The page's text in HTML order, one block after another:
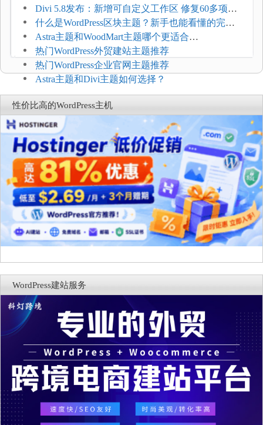
Divi 5.8发布：新增可自定义工作区 修复60多项问
题
什么是WordPress区块主题？新手也能看懂的完整
介绍
Astra主题和WoodMart主题哪个更适合
WooCommerce
热门WordPress外贸建站主题推荐
热门WordPress企业官网主题推荐
Astra主题和Divi主题如何选择？
性价比高的WordPress主机
WordPress建站服务